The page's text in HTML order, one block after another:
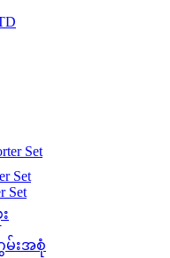
Set
Set
Set
မ်းအစုံ